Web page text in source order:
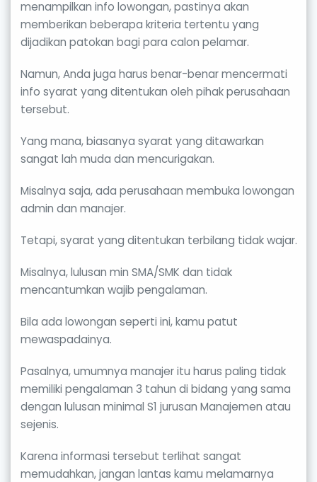
menampilkan info lowongan, pastinya akan
memberikan beberapa kriteria tertentu yang
dijadikan patokan bagi para calon pelamar.
Namun, Anda juga harus benar-benar mencermati
info syarat yang ditentukan oleh pihak perusahaan
tersebut.
Yang mana, biasanya syarat yang ditawarkan
sangat lah muda dan mencurigakan.
Misalnya saja, ada perusahaan membuka lowongan
admin dan manajer.
Tetapi, syarat yang ditentukan terbilang tidak wajar.
Misalnya, lulusan min SMA/SMK dan tidak
mencantumkan wajib pengalaman.
Bila ada lowongan seperti ini, kamu patut
mewaspadainya.
Pasalnya, umumnya manajer itu harus paling tidak
memiliki pengalaman 3 tahun di bidang yang sama
dengan lulusan minimal S1 jurusan Manajemen atau
sejenis.
Karena informasi tersebut terlihat sangat
memudahkan, jangan lantas kamu melamarnya